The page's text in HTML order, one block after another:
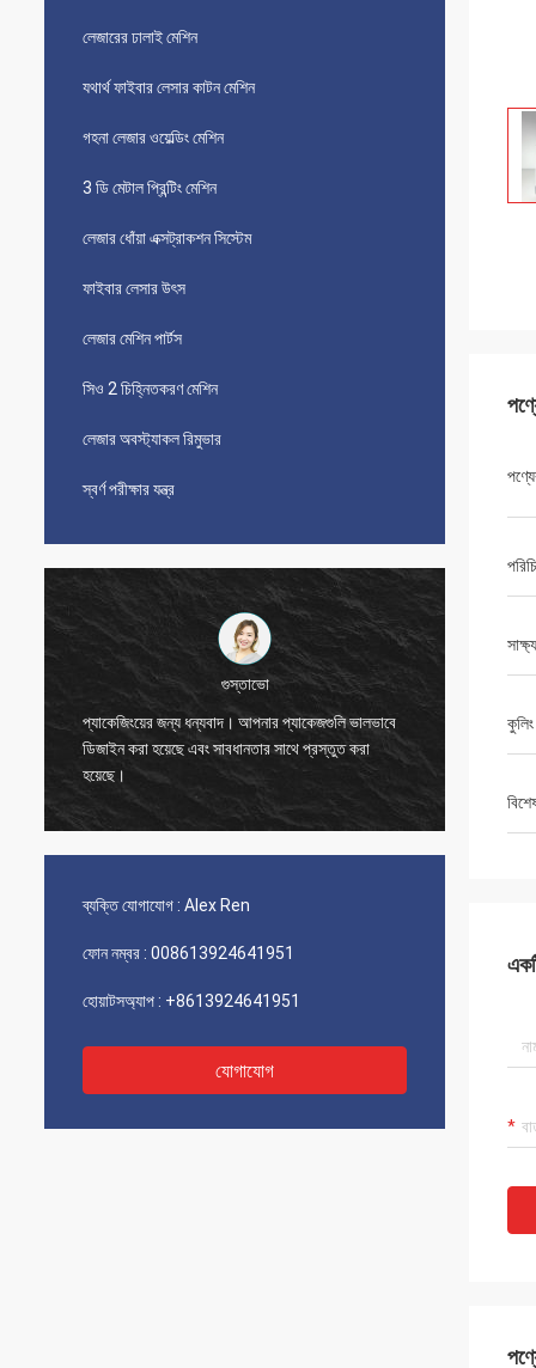
লেজারের ঢালাই মেশিন
যথার্থ ফাইবার লেসার কাটন মেশিন
গহনা লেজার ওয়েল্ডিং মেশিন
3 ডি মেটাল প্রিন্টিং মেশিন
লেজার ধোঁয়া এক্সট্রাকশন সিস্টেম
ফাইবার লেসার উৎস
লেজার মেশিন পার্টস
সিও 2 চিহ্নিতকরণ মেশিন
লেজার অবস্ট্যাকল রিমুভার
স্বর্ণ পরীক্ষার যন্ত্র
বিজেতা
ধন্যবাদ, জো।
ব্যক্তি যোগাযোগ : Alex Ren
ফোন নম্বর : 008613924641951
হোয়াটসঅ্যাপ : +8613924641951
যোগাযোগ